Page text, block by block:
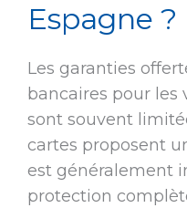
Espagne ?
Les garanties
bancaires pour les
sont souvent
cartes proposent
est généralement
protection